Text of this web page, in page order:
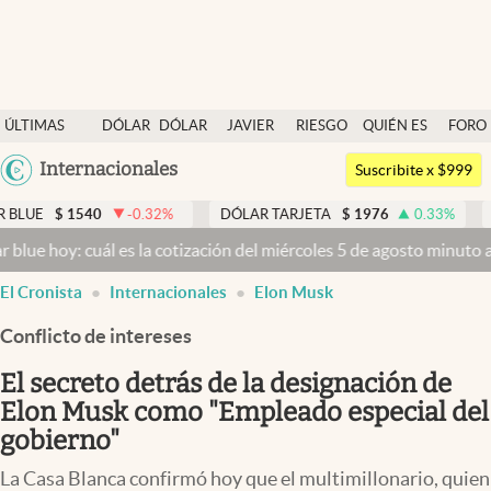
ÚLTIMAS
NOTICIAS
DÓLAR
DÓLAR
JAVIER
RIESGO
QUIÉN ES
QUIÉN
FORO
Argentina
México
Internacionales
Dólar
Members
Economía y Política
Finanzas y Mercados
Mercados Online
Negocios
Columnistas
Otras secciones
Suscribite x $999
-0.32% DÓLAR TARJETA $ 1976 0.33 % DÓLAR MEP
es la cotización del miércoles 5 de agosto minuto a minuto
El Cronista Internacionales Elon Musk
Conflicto de intereses
El secreto detrás de la designación de
Elon Musk como "Empleado especial del
gobierno"
La Casa Blanca confirmó hoy que el multimillonario, quien